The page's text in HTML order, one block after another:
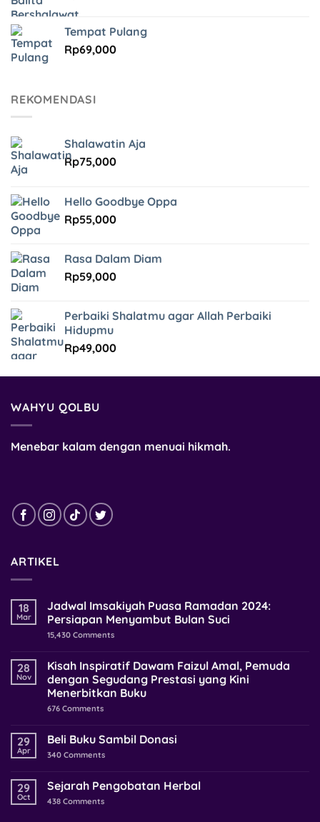
Tempat Pulang
Rp69,000
REKOMENDASI
Shalawatin Aja
Rp75,000
Hello Goodbye Oppa
Rp55,000
Rasa Dalam Diam
Rp59,000
Perbaiki Shalatmu agar Allah Perbaiki
Hidupmu
Rp49,000
WAHYU QOLBU
Menebar kalam dengan menuai hikmah.
ARTIKEL
18
Mar
Jadwal Imsakiyah Puasa Ramadan 2024:
Persiapan Menyambut Bulan Suci
15,430 Comments
28
Nov
Kisah Inspiratif Dawam Faizul Amal, Pemuda
dengan Segudang Prestasi yang Kini
Menerbitkan Buku
676 Comments
29
Apr
Beli Buku Sambil Donasi
340 Comments
29
Oct
Sejarah Pengobatan Herbal
438 Comments